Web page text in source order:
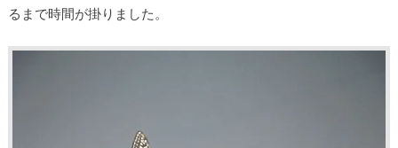
るまで時間が掛りました。